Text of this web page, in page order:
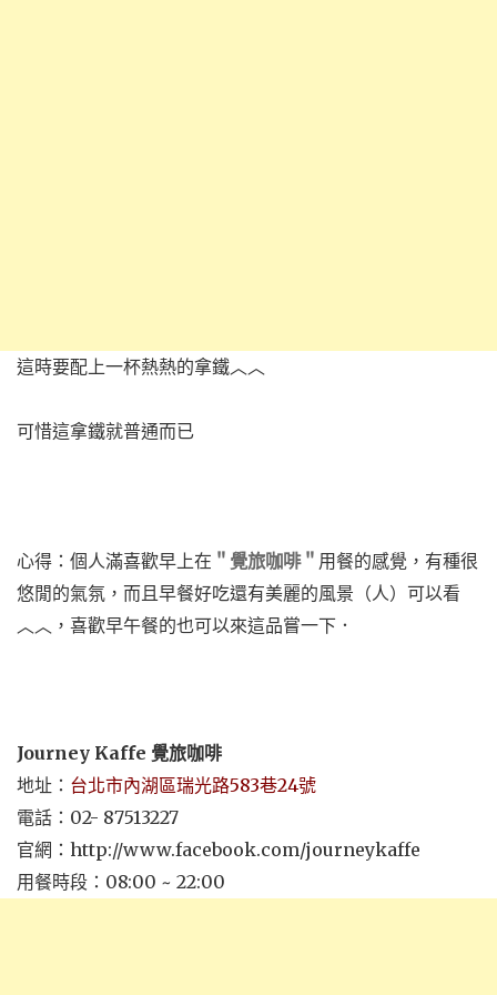
這時要配上一杯熱熱的拿鐵︿︿
可惜這拿鐵就普通而已
心得：個人滿喜歡早上在 ＂覺旅咖啡＂ 用餐的感覺，有種很
悠閒的氣氛，而且早餐好吃還有美麗的風景（人）可以看
︿︿，喜歡早午餐的也可以來這品嘗一下．
Journey Kaffe 覺旅咖啡
地址： 台北市內湖區瑞光路583巷24號
電話：02- 87513227
官網：http://www.facebook.com/journeykaffe
用餐時段：08:00 ~ 22:00